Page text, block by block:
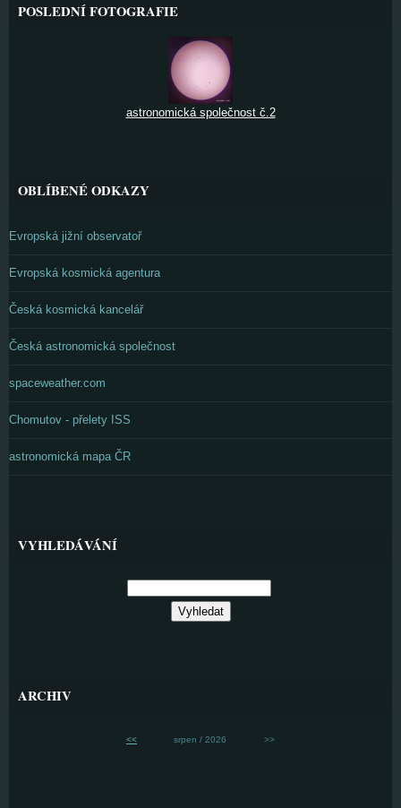
POSLEDNÍ FOTOGRAFIE
astronomická společnost č.2
OBLÍBENÉ ODKAZY
Evropská jižní observatoř
Evropská kosmická agentura
Česká kosmická kancelář
Česká astronomická společnost
spaceweather.com
Chomutov - přelety ISS
astronomická mapa ČR
VYHLEDÁVÁNÍ
ARCHIV
<< srpen / 2026 >>